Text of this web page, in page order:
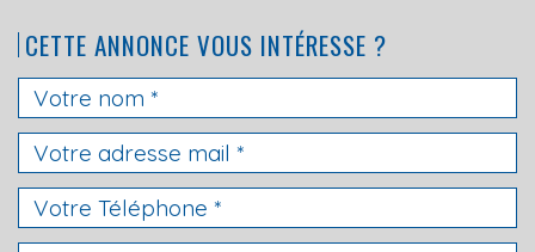
CETTE ANNONCE VOUS INTÉRESSE ?